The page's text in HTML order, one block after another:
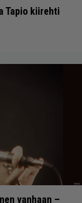
Tapio kiirehti
vanhaan –